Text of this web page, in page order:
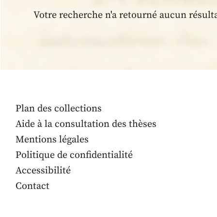
Votre recherche n'a retourné aucun
Plan des collections
Aide à la consultation des thèses
Mentions légales
Politique de confidentialité
Accessibilité
Contact